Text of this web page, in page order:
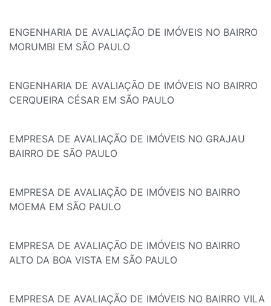
ENGENHARIA DE AVALIAÇÃO DE IMÓVEIS NO BAIRRO
MORUMBI EM SÃO PAULO
ENGENHARIA DE AVALIAÇÃO DE IMÓVEIS NO BAIRRO
CERQUEIRA CÉSAR EM SÃO PAULO
EMPRESA DE AVALIAÇÃO DE IMÓVEIS NO GRAJAU
BAIRRO DE SÃO PAULO
EMPRESA DE AVALIAÇÃO DE IMÓVEIS NO BAIRRO
MOEMA EM SÃO PAULO
EMPRESA DE AVALIAÇÃO DE IMÓVEIS NO BAIRRO
ALTO DA BOA VISTA EM SÃO PAULO
EMPRESA DE AVALIAÇÃO DE IMÓVEIS NO BAIRRO VILA